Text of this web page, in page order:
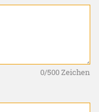
0/500 Zeichen